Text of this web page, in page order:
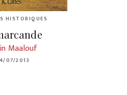
HISTORIQUES
Maalouf
07/2013